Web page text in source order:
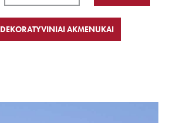
DEKORATYVINIAI AKMENUKAI